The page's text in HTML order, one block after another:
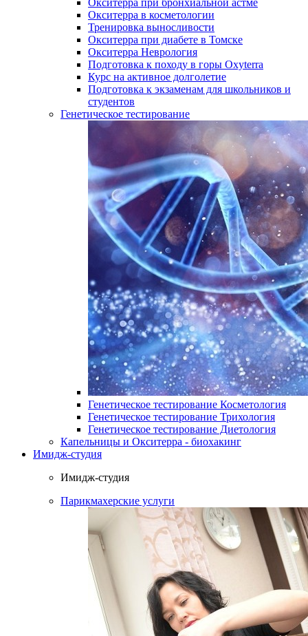
Окситерра при бронхиальной астме
Окситерра в косметологии
Тренировка выносливости
Окситерра при диабете в Томске
Окситерра Неврология
Подготовка к походу в горы Oxyterra
Курс на активное долголетие
Подготовка к экзаменам для школьников и
студентов
Генетическое тестирование
Генетическое тестирование Косметология
Генетическое тестирование Трихология
Генетическое тестирование Диетология
Капельницы и Окситерра - биохакинг
Имидж-студия
Имидж-студия
Парикмахерские услуги